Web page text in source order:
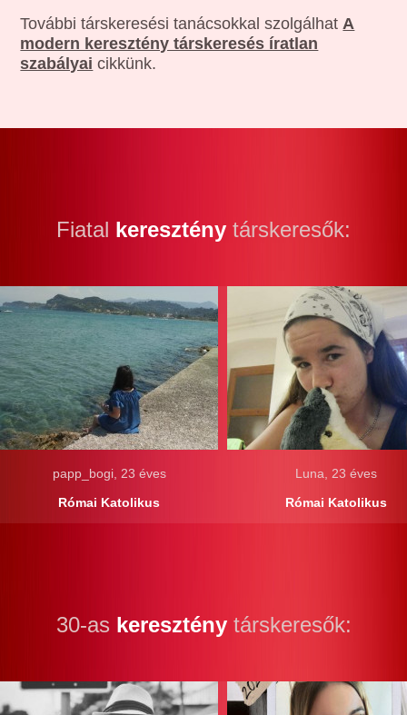
További társkeresési tanácsokkal szolgálhatA
modern keresztény társkeresés íratlan
szabályai cikkünk.
Fiatal keresztény társkeresők:
papp_bogi, 23 éves
Római Katolikus
Luna, 23 éves
Római Katolikus
30-as kereszténytárskeresők: